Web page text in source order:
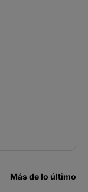
Más de lo último